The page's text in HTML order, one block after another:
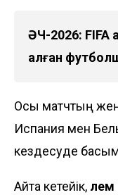
ӘЧ-2026: FIFA
алған
Осы матчтың
Испания мен
кездесуде
Айта кетейік,